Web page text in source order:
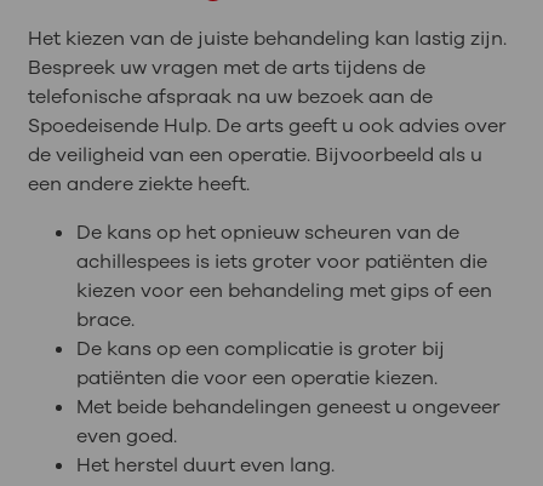
Het kiezen van de juiste behandeling kan lastig zijn.
Bespreek uw vragen met de arts tijdens de
telefonische afspraak na uw bezoek aan de
Spoedeisende Hulp. De arts geeft u ook advies over
de veiligheid van een operatie. Bijvoorbeeld als u
een andere ziekte heeft.
De kans op het opnieuw scheuren van de
achillespees is iets groter voor patiënten die
kiezen voor een behandeling met gips of een
brace.
De kans op een complicatie is groter bij
patiënten die voor een operatie kiezen.
Met beide behandelingen geneest u ongeveer
even goed.
Het herstel duurt even lang.